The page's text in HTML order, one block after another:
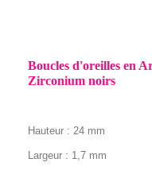
Boucles d'oreilles en
Zirconium noirs
Hauteur : 24 mm
Largeur : 1,7 mm